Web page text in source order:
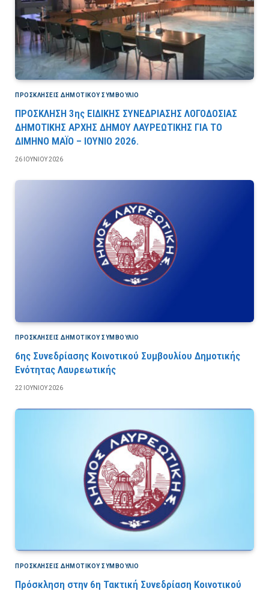
ΠΡΟΣΚΛΉΣΕΙΣ ΔΗΜΟΤΙΚΟΎ ΣΥΜΒΟΎΛΙΟ
ΠΡΟΣΚΛΗΣΗ 3ης ΕΙΔΙΚΗΣ ΣΥΝΕΔΡΙΑΣΗΣ ΛΟΓΟΔΟΣΙΑΣ
ΔΗΜΟΤΙΚΗΣ ΑΡΧΗΣ ΔΗΜΟΥ ΛΑΥΡΕΩΤΙΚΗΣ ΓΙΑ ΤΟ
ΔΙΜΗΝΟ ΜΑΪΟ – ΙΟΥΝΙΟ 2026.
26 ΙΟΥΝΊΟΥ 2026
ΠΡΟΣΚΛΉΣΕΙΣ ΔΗΜΟΤΙΚΟΎ ΣΥΜΒΟΎΛΙΟ
6ης Συνεδρίασης Κοινοτικού Συμβουλίου Δημοτικής
Ενότητας Λαυρεωτικής
22 ΙΟΥΝΊΟΥ 2026
ΠΡΟΣΚΛΉΣΕΙΣ ΔΗΜΟΤΙΚΟΎ ΣΥΜΒΟΎΛΙΟ
Πρόσκληση στην 6η Τακτική Συνεδρίαση Κοινοτικού